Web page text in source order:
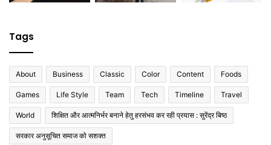
Tags
About Business Classic Color Content Foods
Games Life Style Team Tech Timeline Travel
World शिक्षित और आत्मनिर्भर बनाने हेतु हरसंभव कर रही प्रयास : सुरेंद्र बिष्ठ
सरकार अनुसूचित समाज को सशक्त